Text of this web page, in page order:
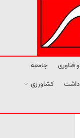
فناوری
جامعه
کشاورزی